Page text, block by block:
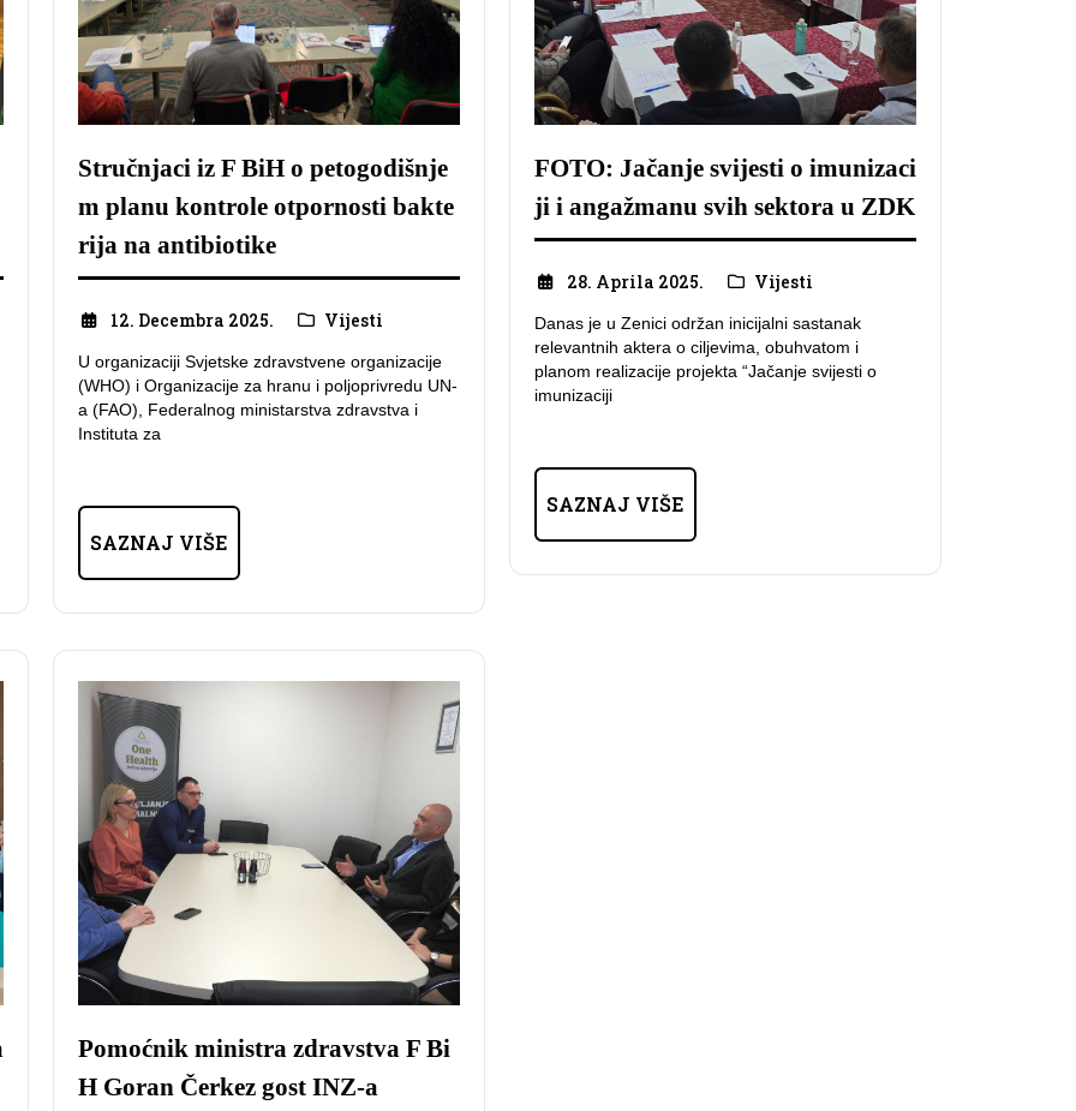
Stručnjaci iz F BiH o petogodišnje
m planu kontrole otpornosti bakte
rija na antibiotike
12. Decembra 2025. Vijesti
U organizaciji Svjetske zdravstvene organizacije
(WHO) i Organizacije za hranu i poljoprivredu UN-
a (FAO), Federalnog ministarstva zdravstva i
Instituta za
SAZNAJ VIŠE
FOTO: Jačanje svijesti o imunizaci
ji i angažmanu svih sektora u ZDK
28. Aprila 2025. Vijesti
​Danas je u Zenici održan inicijalni sastanak
relevantnih aktera o ciljevima, obuhvatom i
planom realizacije projekta “Jačanje svijesti o
imunizaciji
SAZNAJ VIŠE
Pomoćnik ministra zdravstva F Bi
H Goran Čerkez gost INZ-a